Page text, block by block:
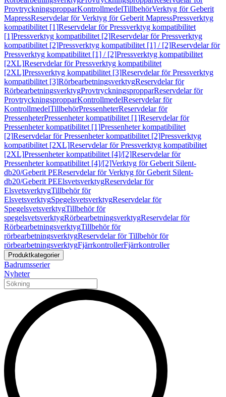
ProvtryckningspropparKontrollmedelTillbehörVerktyg för Geberit
MapressReservdelar för Verktyg för Geberit MapressPressverktyg
kompatibilitet [1]Reservdelar för Pressverktyg kompatibilitet
[1]Pressverktyg kompatibilitet [2]Reservdelar för Pressverktyg
kompatibilitet [2]Pressverktyg kompatibilitet [1] / [2]Reservdelar för
Pressverktyg kompatibilitet [1] / [2]Pressverktyg kompatibilitet
[2XL]Reservdelar för Pressverktyg kompatibilitet
[2XL]Pressverktyg kompatibilitet [3]Reservdelar för Pressverktyg
kompatibilitet [3]RörbearbetningsverktygReservdelar för
RörbearbetningsverktygProvtryckningspropparReservdelar för
ProvtryckningspropparKontrollmedelReservdelar för
KontrollmedelTillbehörPressenheterReservdelar för
PressenheterPressenheter kompatibilitet [1]Reservdelar för
Pressenheter kompatibilitet [1]Pressenheter kompatibilitet
[2]Reservdelar för Pressenheter kompatibilitet [2]Pressverktyg
kompatibilitet [2XL]Reservdelar för Pressverktyg kompatibilitet
[2XL]Pressenheter kompatibilitet [4]/[2]Reservdelar för
Pressenheter kompatibilitet [4]/[2]Verktyg för Geberit Silent-
db20/Geberit PEReservdelar för Verktyg för Geberit Silent-
db20/Geberit PEElsvetsverktygReservdelar för
ElsvetsverktygTillbehör för
ElsvetsverktygSpegelsvetsverktygReservdelar för
SpegelsvetsverktygTillbehör för
spegelsvetsverktygRörbearbetningsverktygReservdelar för
RörbearbetningsverktygTillbehör för
rörbearbetningsverktygReservdelar för Tillbehör för
rörbearbetningsverktygFjärrkontrollerFjärrkontroller
Produktkategorier
Badrumsserier
Nyheter